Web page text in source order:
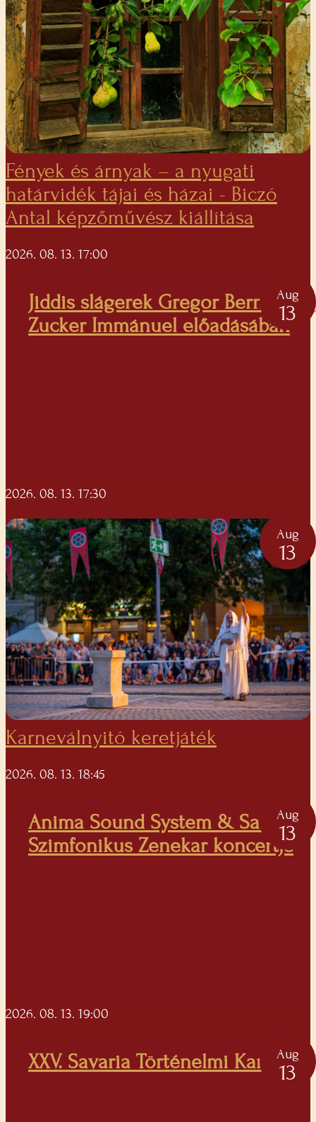
Fények és árnyak – a nyugati
határvidék tájai és házai - Biczó
Antal képzőművész kiállítása
2026. 08. 13. 17:00
Jiddis slágerek Gregor Bernadett
Zucker Immánuel előadásában
Aug
13
2026. 08. 13. 17:30
Aug
13
Karneválnyitó keretjáték
2026. 08. 13. 18:45
Anima Sound System & Savaria
Szimfonikus Zenekar koncertje
Aug
13
2026. 08. 13. 19:00
XXV. Savaria Történelmi Karnevál
Aug
13